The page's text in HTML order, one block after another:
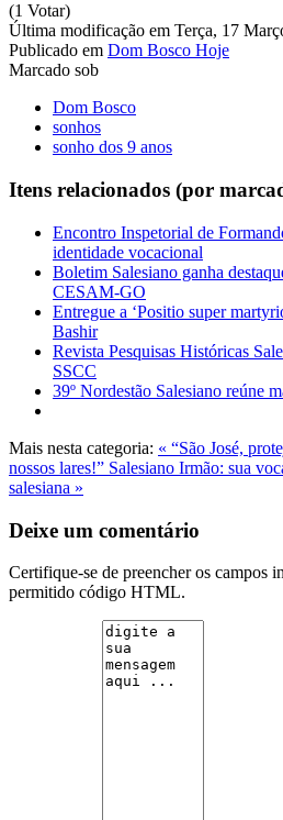
(1 Votar)
Última modificação em Terça, 17
Publicado em Dom Bosco Hoje
Marcado sob
Dom Bosco
sonhos
sonho dos 9 anos
Itens relacionados (por
Encontro Inspetorial de
identidade vocacional
Boletim Salesiano ganha
CESAM-GO
Entregue a ‘Positio super
Bashir
Revista Pesquisas Históricas
SSCC
39º Nordestão Salesiano reúne
Mais nesta categoria: « “São José,
nossos lares!” Salesiano Irmão: sua
salesiana »
Deixe um comentário
Certifique-se de preencher os campos
permitido código HTML.